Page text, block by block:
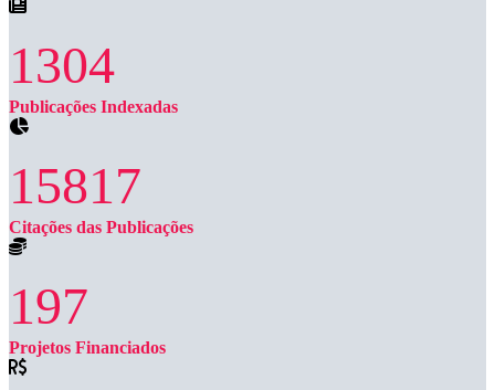
1304
Publicações Indexadas
15817
Citações das Publicações
197
Projetos Financiados